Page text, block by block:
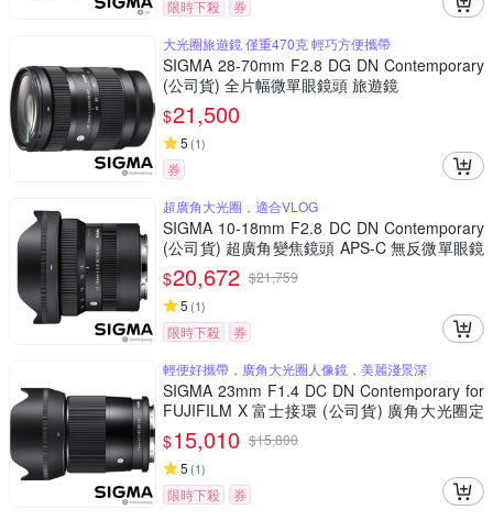
限時下殺
券
大光圈旅遊鏡 僅重470克 輕巧方便攜帶
SIGMA 28-70mm F2.8 DG DN Contemporary
(公司貨) 全片幅微單眼鏡頭 旅遊鏡
$21,500
5 (1)
券
超廣角大光圈，適合VLOG
SIGMA 10-18mm F2.8 DC DN Contemporary
(公司貨) 超廣角變焦鏡頭 APS-C 無反微單眼鏡
頭
$20,672 $21,759
5 (1)
限時下殺
券
輕便好攜帶，廣角大光圈人像鏡，美麗淺景深
SIGMA 23mm F1.4 DC DN Contemporary for
FUJIFILM X 富士接環 (公司貨) 廣角大光圈定
焦鏡 人像鏡 APS-C 無反微單眼專用鏡頭
$15,010 $15,800
5 (1)
限時下殺
券